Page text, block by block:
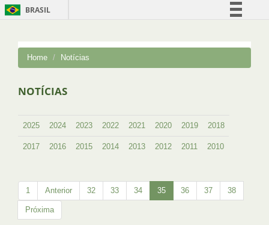
BRASIL
Comunica BR
Home Notícias
NOTÍCIAS
2025 2024 2023 2022 2021 2020 2019 2018
2017 2016 2015 2014 2013 2012 2011 2010
1 Anterior 32 33 34 35 36 37 38
Próxima